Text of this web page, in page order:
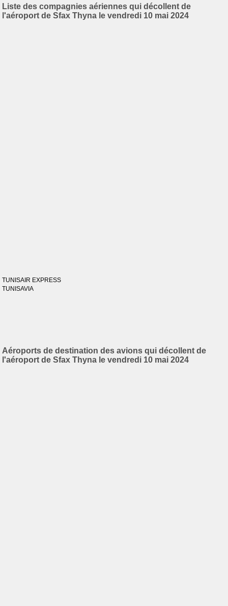
Liste des compagnies aériennes qui décollent de
l'aéroport de Sfax Thyna le vendredi 10 mai 2024
TUNISAIR EXPRESS
TUNISAVIA
Aéroports de destination des avions qui décollent de
l'aéroport de Sfax Thyna le vendredi 10 mai 2024